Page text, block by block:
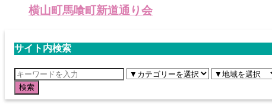
横山町馬喰町新道通り会
サイト内検索